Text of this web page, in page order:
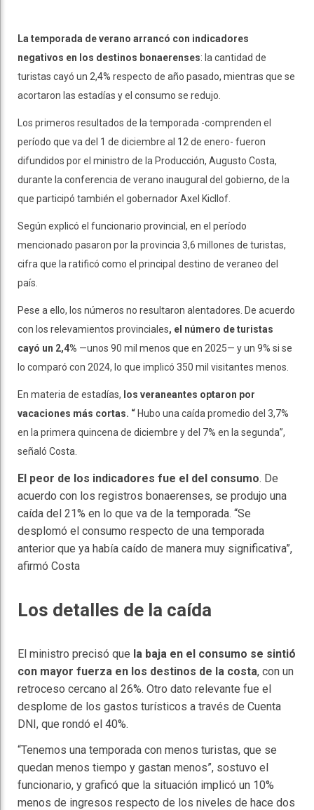
La temporada de verano arrancó con indicadores
negativos en los destinos bonaerenses: la cantidad de
turistas cayó un 2,4% respecto de año pasado, mientras que se
acortaron las estadías y el consumo se redujo.
Los primeros resultados de la temporada -comprenden el
período que va del 1 de diciembre al 12 de enero- fueron
difundidos por el ministro de la Producción, Augusto Costa,
durante la conferencia de verano inaugural del gobierno, de la
que participó también el gobernador Axel Kicllof.
Según explicó el funcionario provincial, en el período
mencionado pasaron por la provincia 3,6 millones de turistas,
cifra que la ratificó como el principal destino de veraneo del
país.
Pese a ello, los números no resultaron alentadores. De acuerdo
con los relevamientos provinciales, el número de turistas
cayó un 2,4% —unos 90 mil menos que en 2025— y un 9% si se
lo comparó con 2024, lo que implicó 350 mil visitantes menos.
En materia de estadías, los veraneantes optaron por
vacaciones más cortas. “ Hubo una caída promedio del 3,7%
en la primera quincena de diciembre y del 7% en la segunda”,
señaló Costa.
El peor de los indicadores fue el del consumo. De
acuerdo con los registros bonaerenses, se produjo una
caída del 21% en lo que va de la temporada. “Se
desplomó el consumo respecto de una temporada
anterior que ya había caído de manera muy significativa”,
afirmó Costa
Los detalles de la caída
El ministro precisó que la baja en el consumo se sintió
con mayor fuerza en los destinos de la costa, con un
retroceso cercano al 26%. Otro dato relevante fue el
desplome de los gastos turísticos a través de Cuenta
DNI, que rondó el 40%.
“Tenemos una temporada con menos turistas, que se
quedan menos tiempo y gastan menos”, sostuvo el
funcionario, y graficó que la situación implicó un 10%
menos de ingresos respecto de los niveles de hace dos